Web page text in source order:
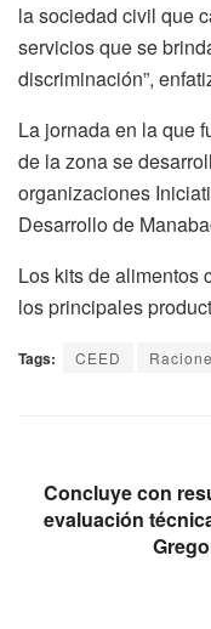
la sociedad civil que
servicios que se
discriminación”,
La jornada en la que
de la zona se
organizaciones
Desarrollo de
Los kits de alimentos
los principales
Tags: CEED
Concluye con
evaluación